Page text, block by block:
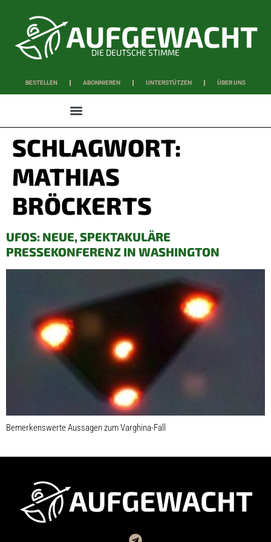
DIE DEUTSCHE STIMME
BESTELLEN ABONNIEREN UNTERSTÜTZEN ÜBER UNS
SCHLAGWORT:
MATHIAS
BRÖCKERTS
UFOS: NEUE, SPEKTAKULÄRE
PRESSEKONFERENZ IN WASHINGTON
Bemerkenswerte Aussagen zum Varghina-Fall